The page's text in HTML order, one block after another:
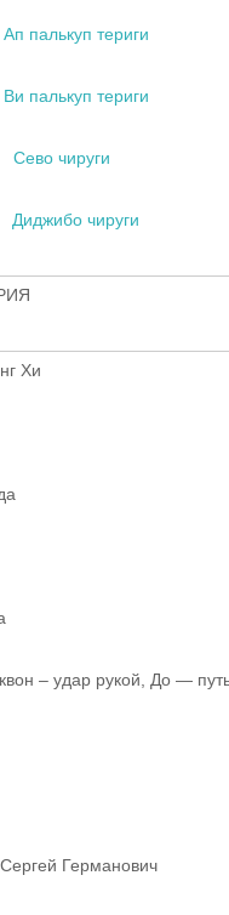
Ап палькуп териги
Ви палькуп териги
Сево чируги
Диджибо чируги
Хи
– удар рукой, До —
Германович